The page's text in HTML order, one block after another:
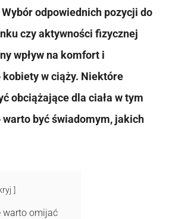
odpowiednich pozycji do
czy aktywności fizycznej
wpływ na komfort i
kobiety w ciąży. Niektóre
obciążające dla ciała w tym
być świadomym, jakich
warto omijać